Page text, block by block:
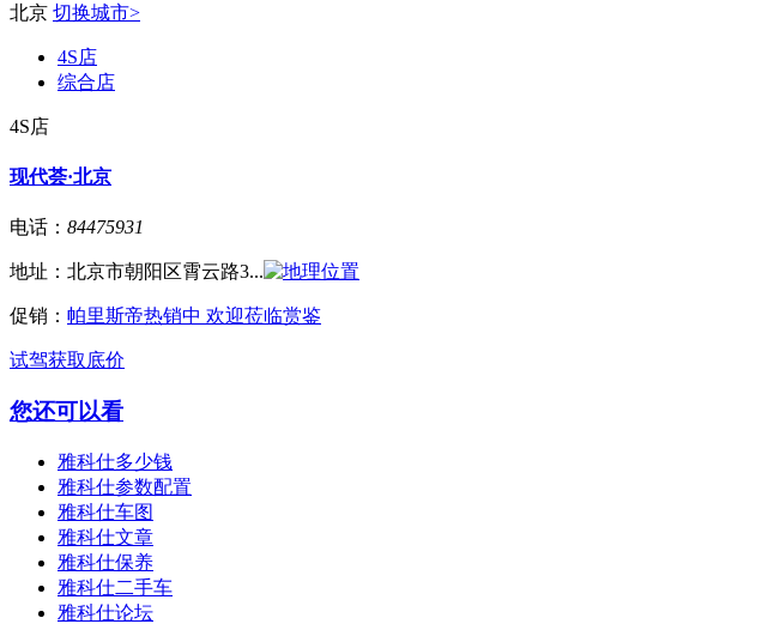
北京 切换城市>
4S店
综合店
4S店
现代荟·北京
电话： 84475931
地址： 北京市朝阳区霄云路3...
促销： 帕里斯帝热销中 欢迎莅临赏鉴
试驾获取底价
您还可以看
雅科仕多少钱
雅科仕参数配置
雅科仕车图
雅科仕文章
雅科仕保养
雅科仕二手车
雅科仕论坛